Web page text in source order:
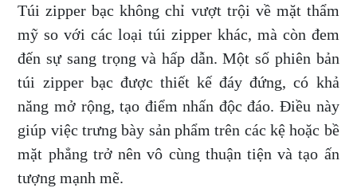
Túi zipper bạc không chỉ vượt trội về mặt thẩm
mỹ so với các loại túi zipper khác, mà còn đem
đến sự sang trọng và hấp dẫn. Một số phiên bản
túi zipper bạc được thiết kế đáy đứng, có khả
năng mở rộng, tạo điểm nhấn độc đáo. Điều này
giúp việc trưng bày sản phẩm trên các kệ hoặc bề
mặt phẳng trở nên vô cùng thuận tiện và tạo ấn
tượng mạnh mẽ.